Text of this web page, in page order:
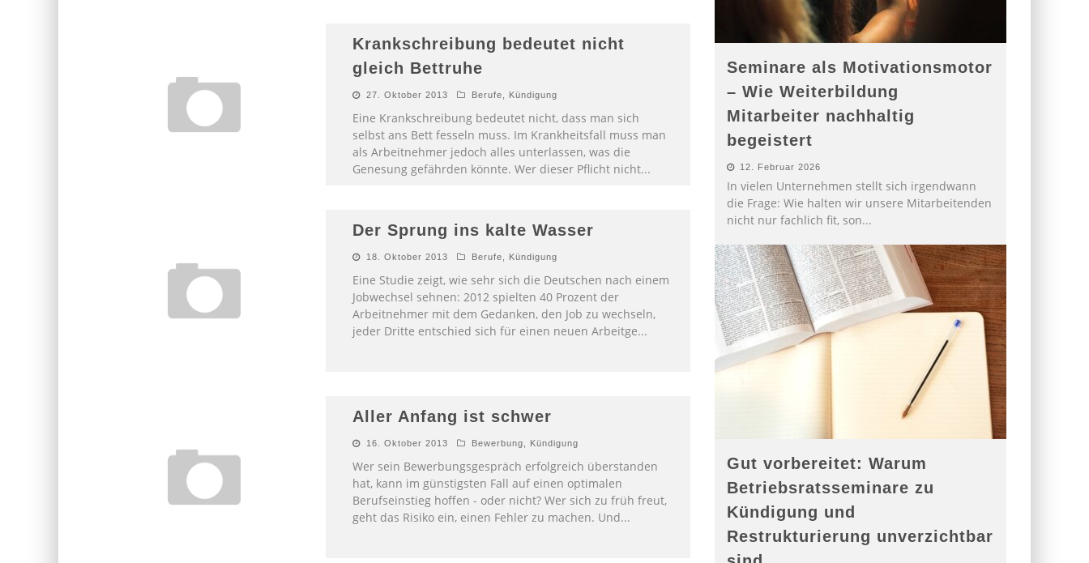
Krankschreibung bedeutet nicht
gleich Bettruhe
27. Oktober 2013 Berufe Kündigung
Eine Krankschreibung bedeutet nicht, dass man sich
selbst ans Bett fesseln muss. Im Krankheitsfall muss man
als Arbeitnehmer jedoch alles unterlassen, was die
Genesung gefährden könnte. Wer dieser Pflicht nicht...
Der Sprung ins kalte Wasser
18. Oktober 2013 Berufe Kündigung
Eine Studie zeigt, wie sehr sich die Deutschen nach einem
Jobwechsel sehnen: 2012 spielten 40 Prozent der
Arbeitnehmer mit dem Gedanken, den Job zu wechseln,
jeder Dritte entschied sich für einen neuen Arbeitge...
Aller Anfang ist schwer
16. Oktober 2013 Bewerbung Kündigung
Wer sein Bewerbungsgespräch erfolgreich überstanden
hat, kann im günstigsten Fall auf einen optimalen
Berufseinstieg hoffen - oder nicht? Wer sich zu früh freut,
geht das Risiko ein, einen Fehler zu machen. Und...
Seminare als Motivationsmotor
– Wie Weiterbildung
Mitarbeiter nachhaltig
begeistert
12. Februar 2026
In vielen Unternehmen stellt sich irgendwann
die Frage: Wie halten wir unsere Mitarbeitenden
nicht nur fachlich fit, son...
Gut vorbereitet: Warum
Betriebsratsseminare zu
Kündigung und
Restrukturierung unverzichtbar